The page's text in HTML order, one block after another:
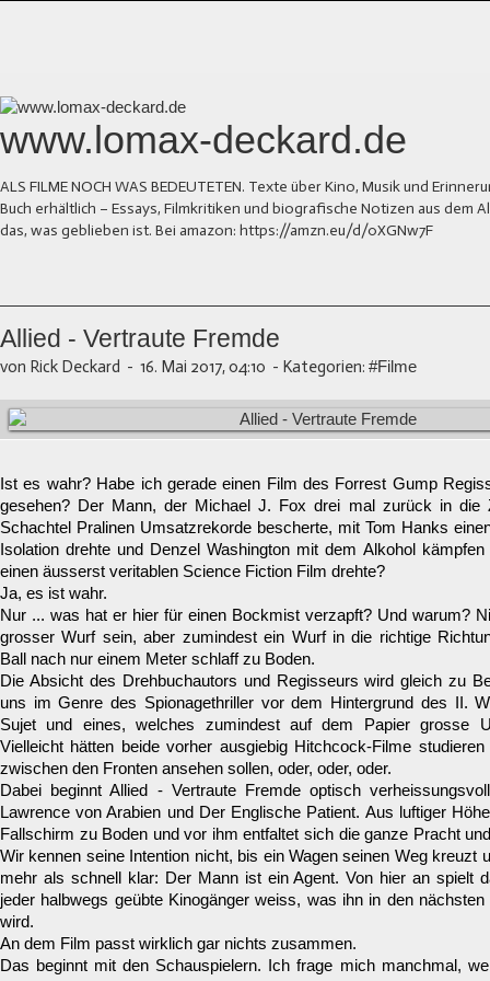
www.lomax-deckard.de
ALS FILME NOCH WAS BEDEUTETEN. Texte über Kino, Musik und
Buch erhältlich – Essays, Filmkritiken und biografische Notizen aus dem
das, was geblieben ist. Bei amazon: https://amzn.eu/d/0XGNw7F
Allied - Vertraute Fremde
von Rick Deckard - 16. Mai 2017, 04:10 - Kategorien: #Filme
Ist es wahr? Habe ich gerade einen Film des Forrest Gump
gesehen? Der Mann, der Michael J. Fox drei mal zurück in die
Schachtel Pralinen Umsatzrekorde bescherte, mit Tom Hanks
Isolation drehte und Denzel Washington mit dem Alkohol
einen äusserst veritablen Science Fiction Film drehte?
Ja, es ist wahr.
Nur ... was hat er hier für einen Bockmist verzapft? Und warum?
grosser Wurf sein, aber zumindest ein Wurf in die richtige
Ball nach nur einem Meter schlaff zu Boden.
Die Absicht des Drehbuchautors und Regisseurs wird gleich zu
uns im Genre des Spionagethriller vor dem Hintergrund des II.
Sujet und eines, welches zumindest auf dem Papier grosse
Vielleicht hätten beide vorher ausgiebig Hitchcock-Filme
zwischen den Fronten ansehen sollen, oder, oder, oder.
Dabei beginnt Allied - Vertraute Fremde optisch
Lawrence von Arabien und Der Englische Patient. Aus luftiger
Fallschirm zu Boden und vor ihm entfaltet sich die ganze Pracht
Wir kennen seine Intention nicht, bis ein Wagen seinen Weg kreuzt
mehr als schnell klar: Der Mann ist ein Agent. Von hier an spielt
jeder halbwegs geübte Kinogänger weiss, was ihn in den
wird.
An dem Film passt wirklich gar nichts zusammen.
Das beginnt mit den Schauspielern. Ich frage mich manchmal,